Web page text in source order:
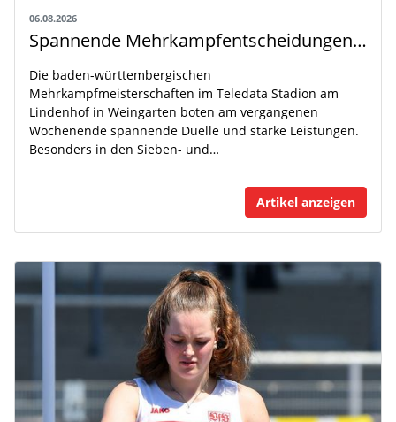
06.08.2026
Spannende Mehrkampfentscheidungen in Weingarten
Die baden-württembergischen
Mehrkampfmeisterschaften im Teledata Stadion am
Lindenhof in Weingarten boten am vergangenen
Wochenende spannende Duelle und starke Leistungen.
Besonders in den Sieben- und…
Artikel anzeigen